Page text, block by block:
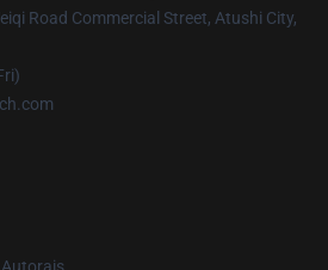
Road Commercial Street, Atushi City,